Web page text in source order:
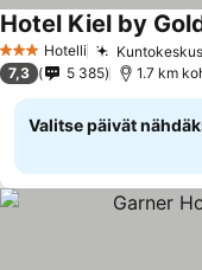
3 Tähtiluokitus
Hotelli
Hotel Kiel by
7,3 5 385 1.7 km
Valitse päivät